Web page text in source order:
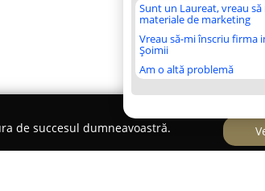
Sunt un Laureat, vreau să
materiale de marketing
Vreau să-mi înscriu firma
Șoimii
Am o altă problemă
de succesul dumneavoastră.